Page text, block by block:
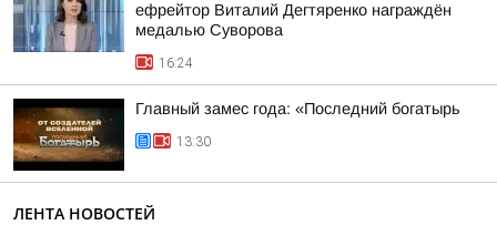
ефрейтор Виталий Дегтяренко награждён
медалью Суворова
16:24
Главный замес года: «Последний богатырь
13:30
ЛЕНТА НОВОСТЕЙ